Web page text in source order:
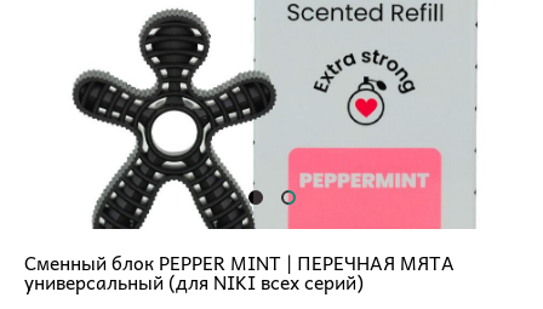
Сменный блок PEPPER MINT | ПЕРЕЧНАЯ МЯТА
универсальный (для NIKI всех серий)